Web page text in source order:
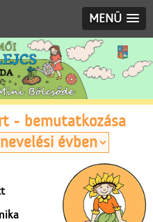
MENÜ
- bemutatkozása